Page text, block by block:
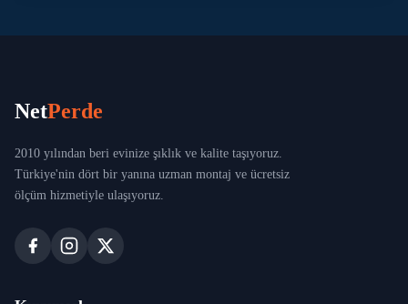
NetPerde
2010 yılından beri evinize şıklık ve kalite taşıyoruz.
Türkiye'nin dört bir yanına uzman montaj ve ücretsiz
ölçüm hizmetiyle ulaşıyoruz.